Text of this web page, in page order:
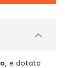
, e dotata